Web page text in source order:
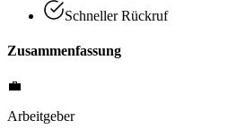
Schneller Rückruf
Zusammenfassung
💼
Arbeitgeber